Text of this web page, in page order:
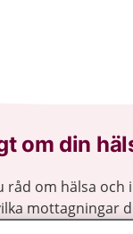
om din
råd om hälsa
mottagningar